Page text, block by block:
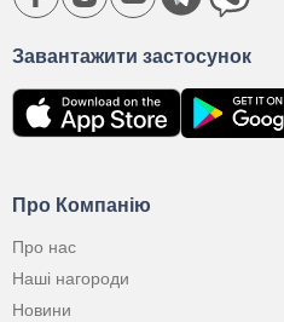
Про Компанію
Про нас
Наші нагороди
Новини
Завантажити застосунок